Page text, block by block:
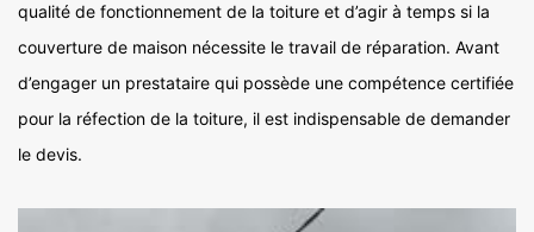
qualité de fonctionnement de la toiture et d’agir à temps si la
couverture de maison nécessite le travail de réparation. Avant
d’engager un prestataire qui possède une compétence certifiée
pour la réfection de la toiture, il est indispensable de demander
le devis.